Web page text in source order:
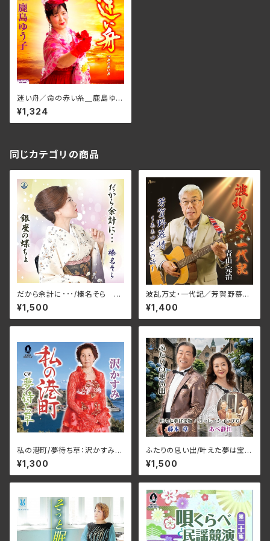
迷い舟／命の赤い糸＿鹿島ゆう
子 SILK-JP086(仕様:CD)
¥1,324
同じカテゴリの商品
だから余計に･･･/榛名そら J
MG-20(仕様:CD)
¥1,500
波乱万丈・一代記／芳賀野慕情
～ああロマンの碑～_青山完治
AFDM-15004(仕様:CD)
¥1,400
私の港町/夢待ち草：沢かすみ
ORDC-2142(仕様:CD)
¥1,300
ふたりの思い出/叶えた夢は宝
物/コーヒーショップで/あべ静江
＆藤本章 JMG-34(仕様:C
D)
¥1,500